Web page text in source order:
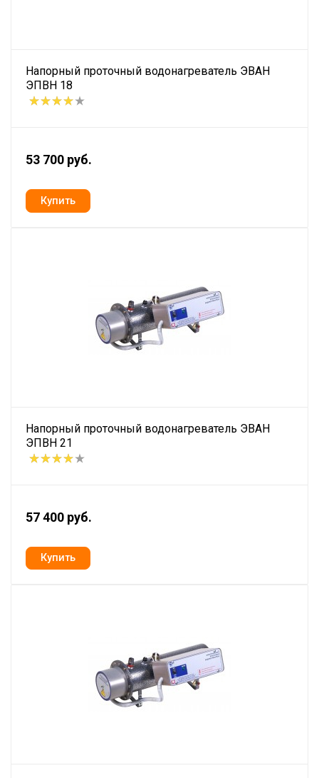
Напорный проточный водонагреватель ЭВАН
ЭПВН 18
53 700 руб.
Напорный проточный водонагреватель ЭВАН
ЭПВН 21
57 400 руб.